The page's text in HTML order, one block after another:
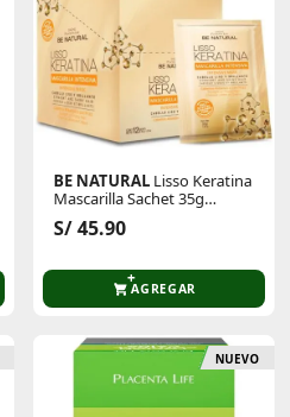
BE NATURAL Lisso Keratina
Mascarilla Sachet 35g
S/ 45.90
AGREGAR
NUEVO